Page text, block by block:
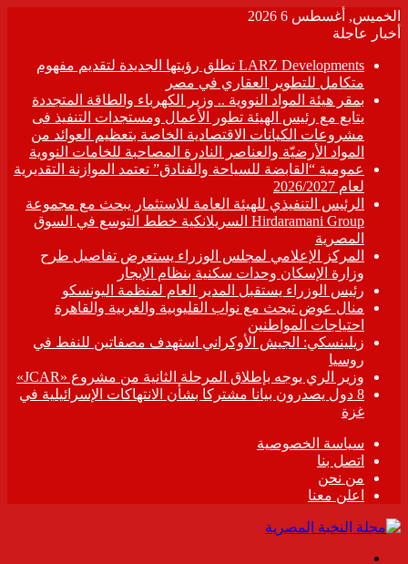
الخميس, أغسطس 6 2026
أخبار عاجلة
LARZ Developments تطلق رؤيتها الجديدة لتقديم مفهوم
متكامل للتطوير العقاري في مصر
بمقر هيئة المواد النووية .. وزير الكهرباء والطاقة المتجددة
يتابع مع رئيس الهيئة تطور الأعمال ومستجدات التنفيذ فى
مشروعات الكيانات الاقتصادية الخاصة بتعظيم العوائد من
المواد الأرضيّة والعناصر النادرة المصاحبة للخامات النووية
عمومية “القابضة للسياحة والفنادق” تعتمد الموازنة التقديرية
لعام 2026/2027
الرئيس التنفيذي للهيئة العامة للاستثمار يبحث مع مجموعة
Hirdaramani Group السريلانكية خطط التوسع في السوق
المصرية
المركز الإعلامي لمجلس الوزراء يستعرض تفاصيل طرح
وزارة الإسكان وحدات سكنية بنظام الإيجار
رئيس الوزراء يستقبل المدير العام لمنظمة اليونسكو
منال عوض تبحث مع نواب القليوبية والغربية والقاهرة
احتياجات المواطنين
زيلينسكي: الجيش الأوكراني استهدف مصفاتين للنفط في
روسيا
وزير الري يوجه بإطلاق المرحلة الثانية من مشروع «JCAR»
8 دول يصدرون بيانا مشتركا بشأن الانتهاكات الإسرائيلية في
غزة
سياسة الخصوصية
اتصل بنا
من نحن
اعلن معنا